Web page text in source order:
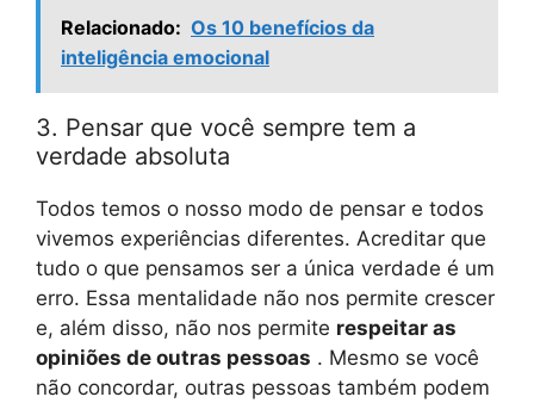
Relacionado: Os 10 benefícios da
inteligência emocional
3. Pensar que você sempre tem a
verdade absoluta
Todos temos o nosso modo de pensar e todos
vivemos experiências diferentes. Acreditar que
tudo o que pensamos ser a única verdade é um
erro. Essa mentalidade não nos permite crescer
e, além disso, não nos permite respeitar as
opiniões de outras pessoas . Mesmo se você
não concordar, outras pessoas também podem